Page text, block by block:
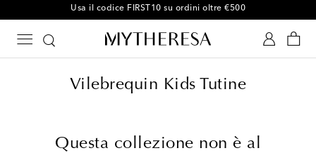
-10% sul tuo primo ordine su articoli selezionati
Vilebrequin Kids Tutine
Questa collezione non è al